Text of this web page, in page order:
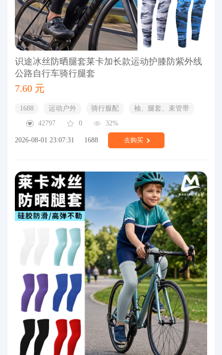
识途冰丝防晒腿套莱卡加长款运动护膝防紫外线
公路自行车骑行腿套
7.60 元
1688 运动户外 骑行服配
袖、腿套、束管带
42797
0 32%
2026-08-01 23:07:31 1688 去购买